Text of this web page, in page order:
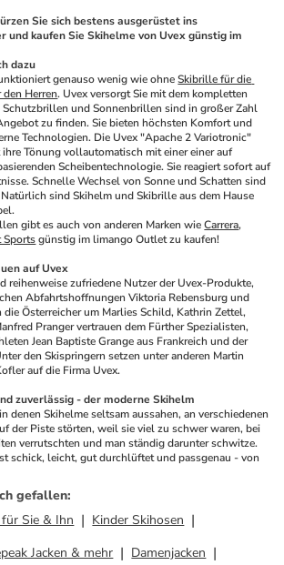
Sie sich bestens ausgerüstet ins
kaufen Sie Skihelme von Uvex günstig im
dazu
genauso wenig wie ohne Skibrille für die
Herren. Uvex versorgt Sie mit dem kompletten
Schutzbrillen und Sonnenbrillen sind in großer Zahl
zu finden. Sie bieten höchsten Komfort und
Technologien. Die Uvex "Apache 2 Variotronic"
Tönung vollautomatisch mit einer einer auf
Scheibentechnologie. Sie reagiert sofort auf
Schnelle Wechsel von Sonne und Schatten sind
sind Skihelm und Skibrille aus dem Hause
gibt es auch von anderen Marken wie Carrera
Sports günstig im limango Outlet zu kaufen!
auf Uvex
reihenweise zufriedene Nutzer der Uvex-Produkte,
Abfahrtshoffnungen Viktoria Rebensburg und
Österreicher um Marlies Schild, Kathrin Zettel,
Pranger vertrauen dem Fürther Spezialisten,
Jean Baptiste Grange aus Frankreich und der
den Skispringern setzen unter anderen Martin
auf die Firma Uvex.
zuverlässig - der moderne Skihelm
denen Skihelme seltsam aussahen, an verschiedenen
der Piste störten, weil sie viel zu schwer waren, bei
verrutschten und man ständig darunter schwitze.
schick, leicht, gut durchlüftet und passgenau - von
gefallen:
Sie & Ihn
Kinder Skihosen
Jacken & mehr
Damenjacken